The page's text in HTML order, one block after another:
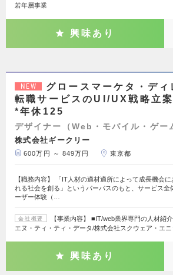
若年層事業
興味あり
NEW
グロースマーケタ・デ
転職サービスのUI/UX戦略立
*年休125
デザイナー（Web・モバイル・ゲー
株式会社ギークリー
600万円 ～ 849万円 東京都
【職務内容】 「IT人材の適材適所によって成長機会に
れる社会を創る」というパーパスのもと、サービス全
ーザー体験（…
会社概要
【事業内容】 ■IT/web業界専門の人材紹
エヌ・ティ・ティ・データ/株式会社スクウェア・エニ
興味あり